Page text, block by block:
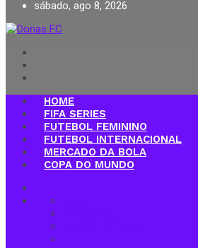
sábado, ago 8, 2026
Donas FC
HOME
FIFA SERIES
FUTEBOL FEMININO
FUTEBOL INTERNACIONAL
MERCADO DA BOLA
COPA DO MUNDO